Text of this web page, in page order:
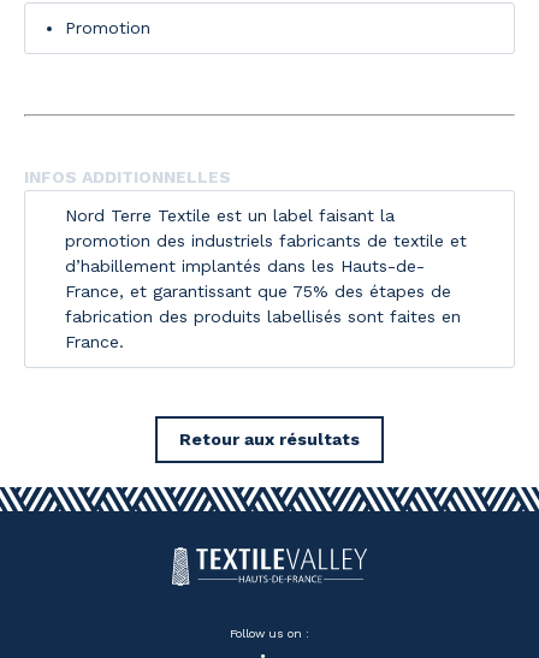
Promotion
INFOS ADDITIONNELLES
Nord Terre Textile est un label faisant la
promotion des industriels fabricants de textile et
d’habillement implantés dans les Hauts-de-
France, et garantissant que 75% des étapes de
fabrication des produits labellisés sont faites en
France.
Retour aux résultats
Follow us on :